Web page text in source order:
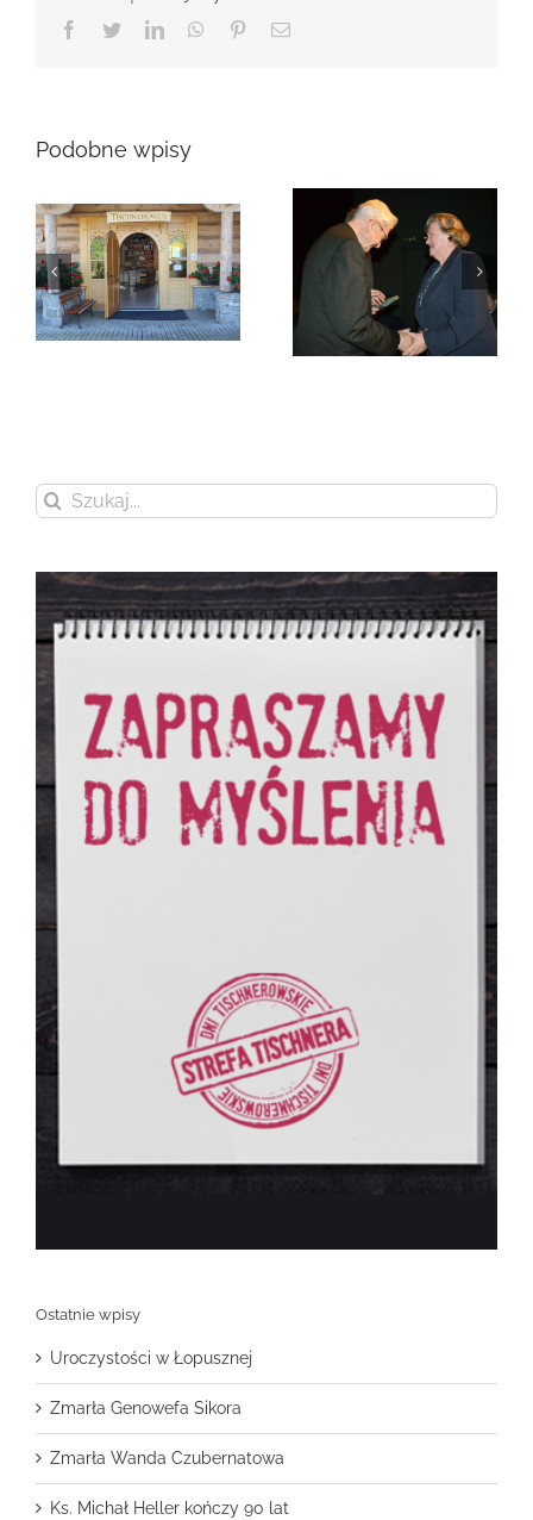
Facebook
TwitterLinkedInWhatsApp
PinterestEmail
Podobne wpisy
Zmarła Genowefa
Sikora
Zmarła Wanda
Czubernatowa
Szukaj
Ostatnie wpisy
Uroczystości w Łopusznej
Zmarła Genowefa Sikora
Zmarła Wanda Czubernatowa
Ks. Michał Heller kończy 90 lat